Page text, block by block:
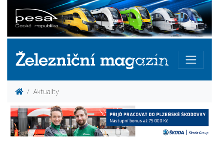
Aktuality